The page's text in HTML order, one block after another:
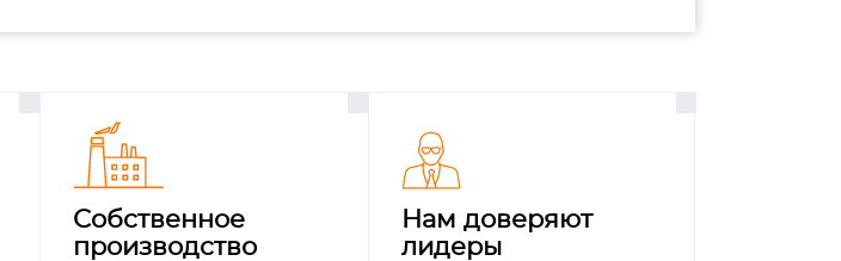
Собственное
производство
Нам доверяют
лидеры